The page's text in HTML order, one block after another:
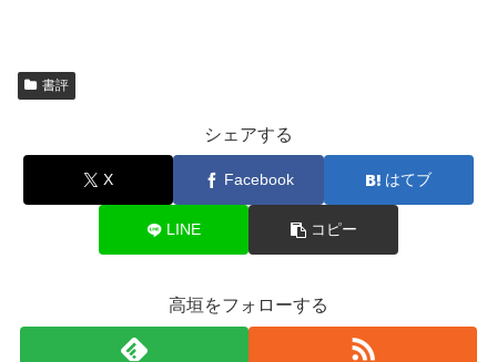
書評
シェアする
X Facebook はてブ
LINE コピー
高垣をフォローする